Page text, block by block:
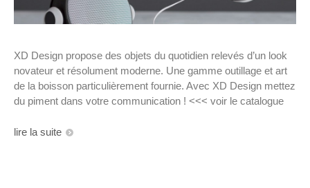
XD Design propose des objets du quotidien relevés d’un look
novateur et résolument moderne. Une gamme outillage et art
de la boisson particulièrement fournie. Avec XD Design mettez
du piment dans votre communication ! <<< voir le catalogue
lire la suite